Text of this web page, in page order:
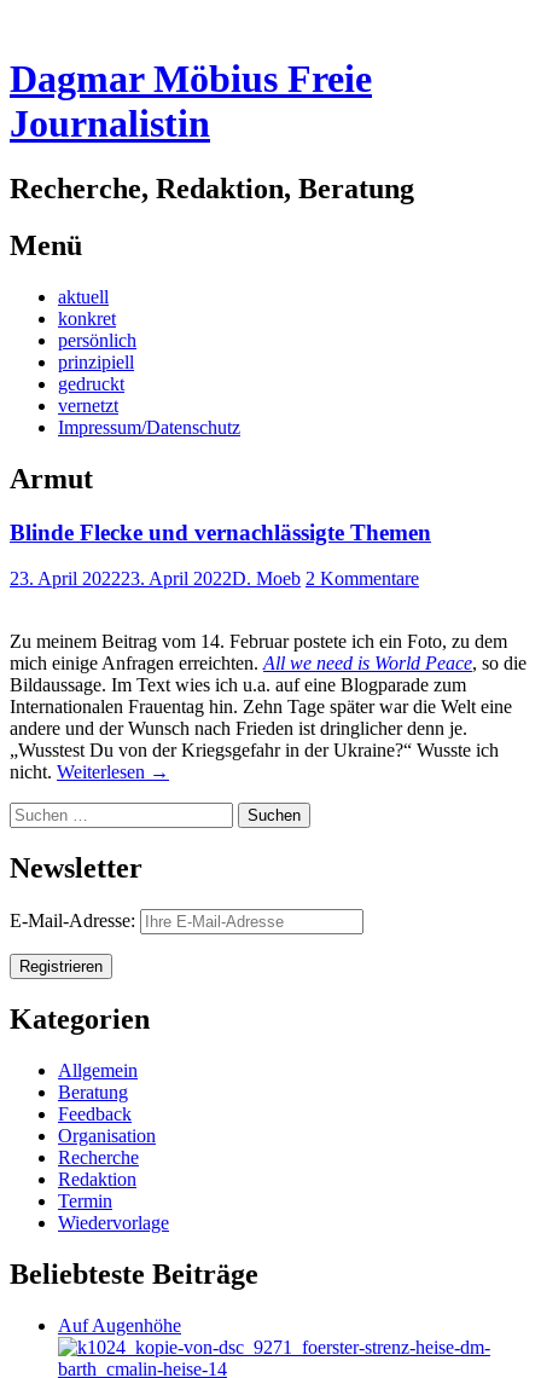
Dagmar Möbius Freie
Journalistin
Recherche, Redaktion, Beratung
Menü
Zum
Inhalt
springen
aktuell
konkret
persönlich
prinzipiell
gedruckt
vernetzt
Impressum/Datenschutz
Armut
Blinde Flecke und vernachlässigte Themen
23. April 202223. April 2022D. Moeb 2 Kommentare
Zu meinem Beitrag vom 14. Februar postete ich ein Foto, zu dem
mich einige Anfragen erreichten. All we need is World Peace, so die
Bildaussage. Im Text wies ich u.a. auf eine Blogparade zum
Internationalen Frauentag hin. Zehn Tage später war die Welt eine
andere und der Wunsch nach Frieden ist dringlicher denn je.
„Wusstest Du von der Kriegsgefahr in der Ukraine?“ Wusste ich
nicht. Weiterlesen →
Suchen
nach:
Newsletter
E-Mail-Adresse:
Kategorien
Allgemein
Beratung
Feedback
Organisation
Recherche
Redaktion
Termin
Wiedervorlage
Beliebteste Beiträge
Auf Augenhöhe